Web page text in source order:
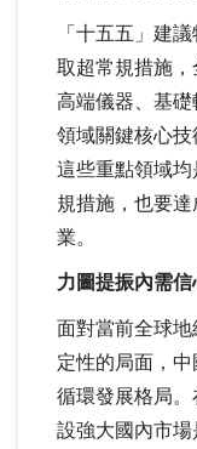
「十五五」建
取超常規措施，
高端儀器、基
領域關鍵核心
這些重點領域
規措施，也要
業。
力圖提振內需信
面對當前全球
定性的局面，
循環發展格局
設強大國內市